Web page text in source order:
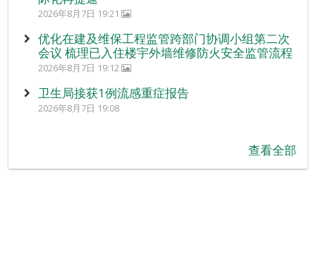
2026年8月7日 19:21
优化在建及维保工程监管跨部门协调小组第二次
会议 梳理已入住楼宇外墙维修防火安全监管流程
2026年8月7日 19:12
卫生局接获1例流感重症报告
2026年8月7日 19:08
查看全部